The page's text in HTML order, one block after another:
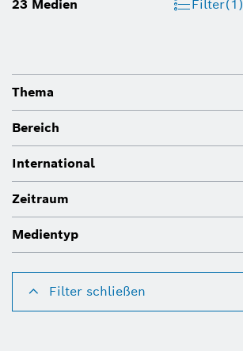
23 Medien Filter(1)
Thema
Bereich
International
Zeitraum
Medientyp
Filter schließen